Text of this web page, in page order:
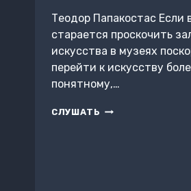
Теодор Папакостас Если
старается проскочить
искусства в музеях
перейти к искусству
понятному,…
СЛУШАТЬ КАК